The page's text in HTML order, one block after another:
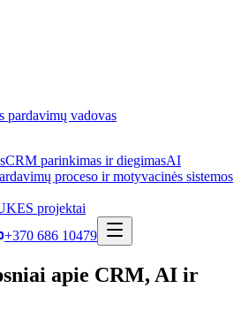
pardavimų vadovas
CRM parinkimas ir diegimasAI
proceso ir motyvacinės sistemos
ES projektai
+370 686 10479
apie CRM, AI ir